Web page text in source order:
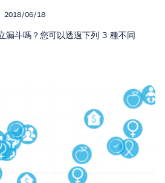
2018/06/18
漏斗嗎？您可以透過下列 3 種不同